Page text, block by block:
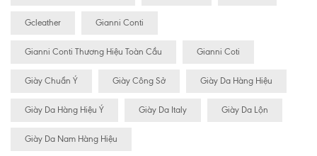
Gcleather Gianni Conti
Gianni Conti Thương Hiệu Toàn Cầu Gianni Coti
Giày Chuẩn Ý Giày Công Sở Giày Da Hàng Hiệu
Giày Da Hàng Hiệu Ý Giày Da Italy Giày Da Lộn
Giày Da Nam Hàng Hiệu